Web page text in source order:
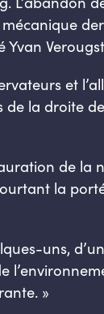
Yvan
et
de la droite
dela
la
uns,
»